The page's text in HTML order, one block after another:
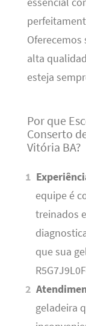
essencial
Oferecemos
alta
esteja
Por que
Conserto
Vitória BA?
equipe é
treinados
que sua
geladeira